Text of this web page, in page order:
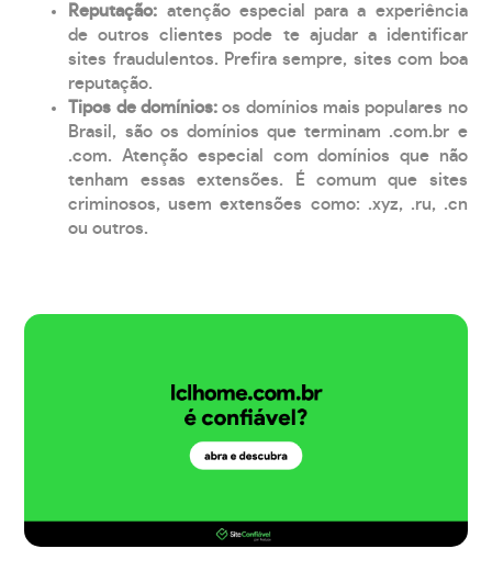
Reputação: atenção especial para a experiência
de outros clientes pode te ajudar a identificar
sites fraudulentos. Prefira sempre, sites com boa
reputação.
Tipos de domínios:os domínios mais populares no
Brasil, são os domínios que terminam .com.br e
.com. Atenção especial com domínios que não
tenham essas extensões. É comum que sites
criminosos, usem extensões como: .xyz, .ru, .cn
ou outros.